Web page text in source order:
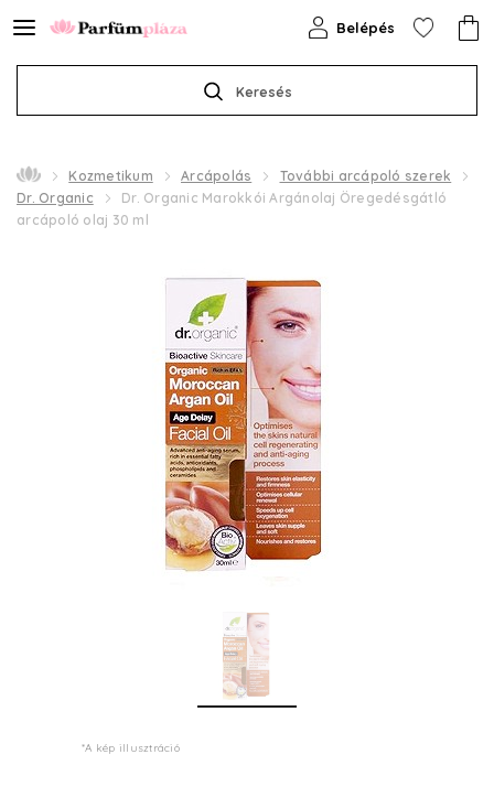
Keresés
Belépés
Kozmetikum Arcápolás
További arcápoló szerek
Dr. Organic
Dr. Organic Marokkói Argánolaj Öregedésgátló
arcápoló olaj 30 ml
*A kép illusztráció